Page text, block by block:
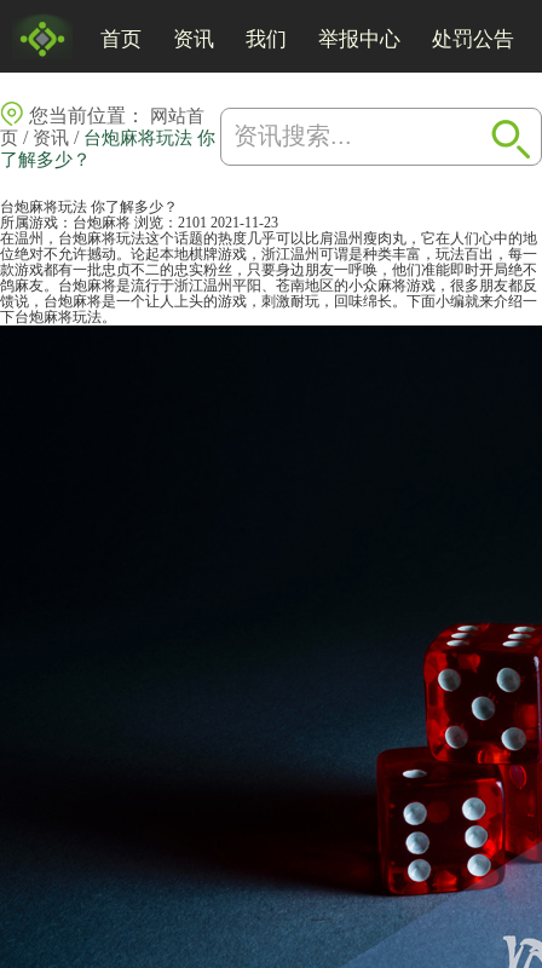
首页 资讯 我们 举报中心 处罚公告
您当前位置：
网站首
页 / 资讯 / 台炮麻将玩法 你
了解多少？
台炮麻将玩法 你了解多少？
所属游戏： 台炮麻将 浏览：2101 2021-11-23
在温州，台炮麻将玩法这个话题的热度几乎可以比肩温州瘦肉丸，它在人们心中的地
位绝对不允许撼动。论起本地棋牌游戏，浙江温州可谓是种类丰富，玩法百出，每一
款游戏都有一批忠贞不二的忠实粉丝，只要身边朋友一呼唤，他们准能即时开局绝不
鸽麻友。台炮麻将是流行于浙江温州平阳、苍南地区的小众麻将游戏 ，很多朋友都反
馈说，台炮麻将是一个让人上头的游戏，刺激耐玩，回味绵长。下面小编就来介绍一
下台炮麻将玩法。